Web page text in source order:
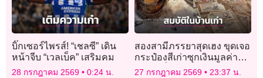
บิ๊กเซอร์ไพรส์! “เชลซี” เดิน
หน้าจีบ “เวลเบ็ค” เสริมคม
28 กรกฎาคม 2569 0:24 น.
สองสามีภรรยาสุดเฮง ขุดเจอ
กระป๋องสีเก่าซุกเงินมูลค่า
เฉียดครึ่งแสน
27 กรกฎาคม 2569 23:37 น.